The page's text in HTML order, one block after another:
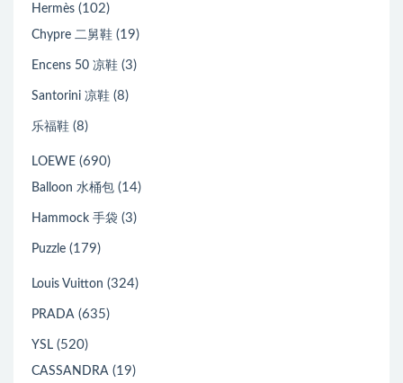
Hermès (102)
Chypre 二舅鞋 (19)
Encens 50 凉鞋 (3)
Santorini 凉鞋 (8)
乐福鞋 (8)
LOEWE (690)
Balloon 水桶包 (14)
Hammock 手袋 (3)
Puzzle (179)
Louis Vuitton (324)
PRADA (635)
YSL (520)
CASSANDRA (19)